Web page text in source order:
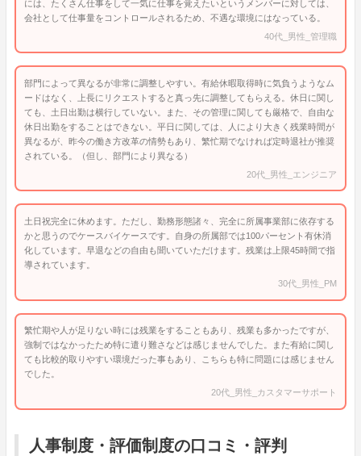
には、たくさん仕事をして一気に仕事を覚えたいというメンバーに対しては、
会社として仕事量をコントロールされるため、不遇な環境にはなっている。
40代_男性_管理職
部門によって異なるが非常に調整しやすい。有給休暇取得時に気負うようなム
ードはなく、上長にリクエストすると真っ先に調整してもらえる。休日に関し
ても、土日出勤は横行していない。また、その管理に関しても厳格で、自由な
休日出勤をすることはできない。平日に関しては、人により大きく残業時間が
異なるが、昨今の働き方改革の情勢もあり、繁忙期でなければ定時退社が推奨
されている。（但し、部門により異なる）
20代_男性_エンジニア
土日祝完全に休めます。ただし、勤務形態諸々、完全に所属事業部に依存する
かと思うのでケースバイケースです。自身の所属部では100パーセント有休消
化しています。早退などの自由も聞いていただけます。残業は上限45時間で指
導されています。
30代_男性_PM
繁忙期や人が足りない時には残業をすることもあり、残業も多かったですが、
強制ではなかったため特に遣り難さなどは感じませんでした。また有給に関し
ても比較的取りやすい環境だった事もあり、こちらも特に問題には感じません
でした。
20代_男性_カスタマーサポート
人事制度・評価制度の口コミ・評判